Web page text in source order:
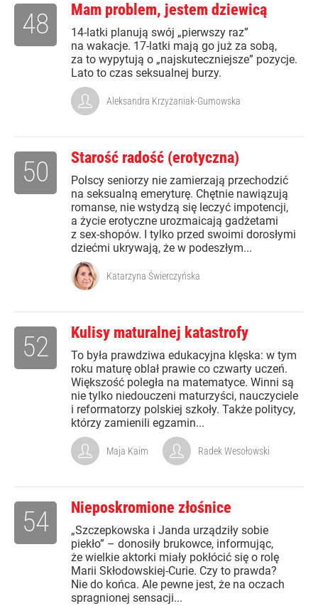
Mam problem, jestem dziewicą
14-latki planują swój „pierwszy raz”
na wakacje. 17-latki mają go już za sobą,
za to wypytują o „najskuteczniejsze” pozycje.
Lato to czas seksualnej burzy.
48
Aleksandra Krzyżaniak-Gumowska
Starość radość (erotyczna)
Polscy seniorzy nie zamierzają przechodzić
na seksualną emeryturę. Chętnie nawiązują
romanse, nie wstydzą się leczyć impotencji,
a życie erotyczne urozmaicają gadżetami
z sex-shopów. I tylko przed swoimi dorosłymi
dziećmi ukrywają, że w podeszłym...
50
Katarzyna Świerczyńska
Kulisy maturalnej katastrofy
To była prawdziwa edukacyjna klęska: w tym
roku maturę oblał prawie co czwarty uczeń.
Większość poległa na matematyce. Winni są
nie tylko niedouczeni maturzyści, nauczyciele
i reformatorzy polskiej szkoły. Także politycy,
którzy zamienili egzamin...
52
Maja Kaim Radek Wesołowski
Nieposkromione złośnice
„Szczepkowska i Janda urządziły sobie
piekło” – donosiły brukowce, informując,
że wielkie aktorki miały pokłócić się o rolę
Marii Skłodowskiej-Curie. Czy to prawda?
Nie do końca. Ale pewne jest, że na oczach
spragnionej sensacji...
54